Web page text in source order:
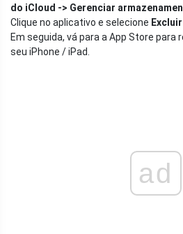
do iCloud -> Gerenciar
Clique no aplicativo e selecione
Em seguida, vá para a App Store
seu iPhone / iPad.
ad